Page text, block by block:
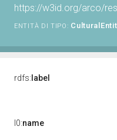
https://w3id.org/arco/
ENTITÀ DI TIPO:
rdfs: label
l0:name